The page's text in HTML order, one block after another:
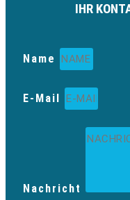
IHR
Name
E-Mail
Nachricht